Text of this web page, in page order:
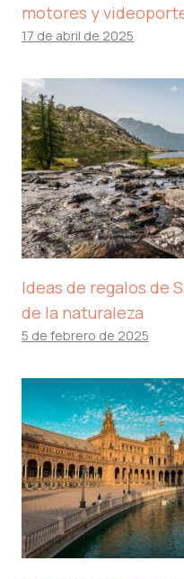
motores y
17 de abril de 2025
Ideas de regalos de
de la naturaleza
5 de febrero de 2025